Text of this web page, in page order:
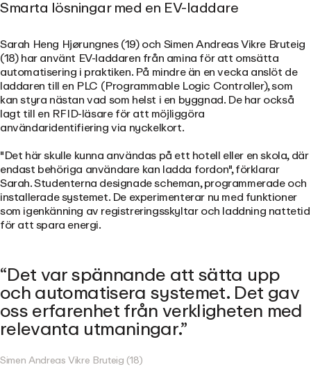
Smarta lösningar med en EV-laddare
Sarah Heng Hjørungnes (19) och Simen Andreas Vikre Bruteig
(18) har använt EV-laddaren från amina för att omsätta
automatisering i praktiken. På mindre än en vecka anslöt de
laddaren till en PLC (Programmable Logic Controller), som
kan styra nästan vad som helst i en byggnad. De har också
lagt till en RFID-läsare för att möjliggöra
användaridentifiering via nyckelkort.
"Det här skulle kunna användas på ett hotell eller en skola, där
endast behöriga användare kan ladda fordon", förklarar
Sarah. Studenterna designade scheman, programmerade och
installerade systemet. De experimenterar nu med funktioner
som igenkänning av registreringsskyltar och laddning nattetid
för att spara energi.
Det var spännande att sätta upp
och automatisera systemet. Det gav
oss erfarenhet från verkligheten med
relevanta utmaningar.
Simen Andreas Vikre Bruteig (18)